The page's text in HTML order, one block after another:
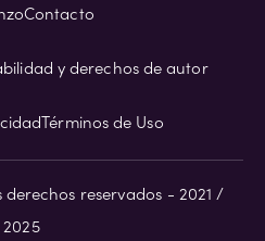
derechos reservados - 2021 /
2025
Contacto
y derechos de autor
Términos de Uso